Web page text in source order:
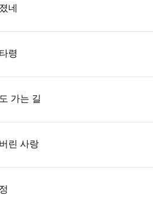
네
령
가는 길
린 사랑